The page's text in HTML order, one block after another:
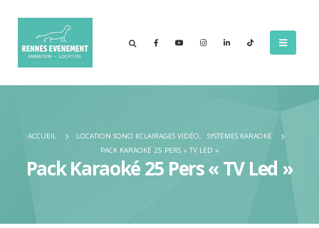
ACCUEIL LOCATION SONO ECLAIRAGES VIDÉO,
SYSTÈMES KARAOKÉ
PACK KARAOKÉ 25 PERS « TV LED »
Pack Karaoké 25 Pers « TV Led »